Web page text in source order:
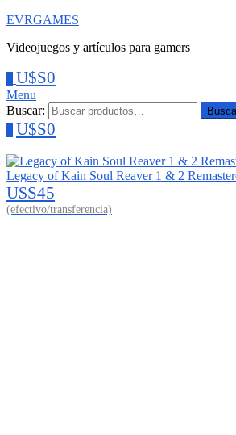
EVRGAMES
Videojuegos y artículos para gamers
U$S0
Menu
Buscar:
U$S0
Legacy of Kain Soul Reaver 1 & 2
U$S45